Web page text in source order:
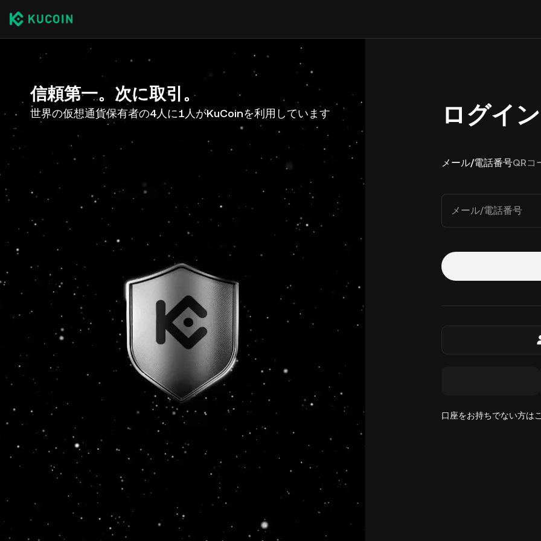
信頼第一。次に取引。
世界の仮想通貨保有者の4人に1人がKuCoinを利用しています ログイン
メール/電話番号QRコ
メール/電話番号
口座をお持ちでない方は